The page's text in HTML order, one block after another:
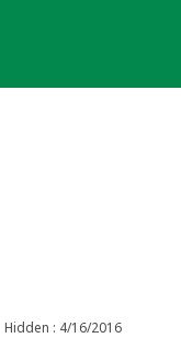
Hidden : 4/16/2016